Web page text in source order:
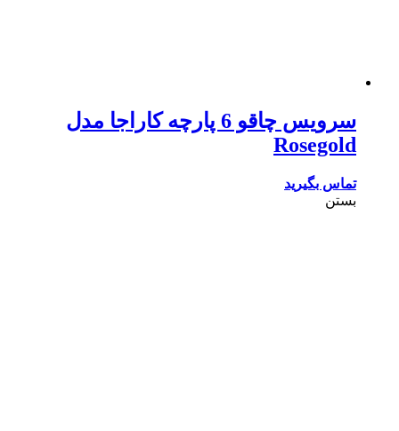
سرویس چاقو 6 پارچه کاراجا مدل
Rosegold
تماس بگیرید
بستن